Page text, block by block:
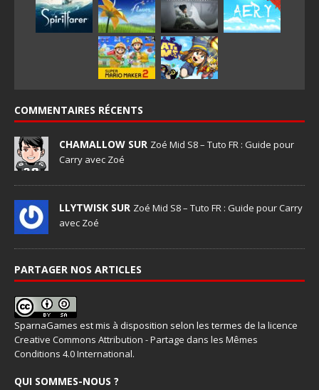
COMMENTAIRES RÉCENTS
CHAMALLOW SUR Zoé Mid S8 – Tuto FR : Guide pour
Carry avec Zoé
LLYTWISK SUR Zoé Mid S8 – Tuto FR : Guide pour Carry
avec Zoé
PARTAGER NOS ARTICLES
SparnaGames est mis à disposition selon les termes de la licence
Creative Commons Attribution - Partage dans les Mêmes
Conditions 4.0 International.
QUI SOMMES-NOUS ?